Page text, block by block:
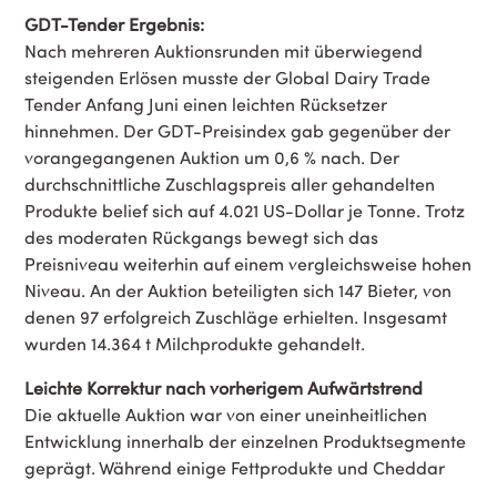
GDT-Tender Ergebnis:
Nach mehreren Auktionsrunden mit überwiegend
steigenden Erlösen musste der Global Dairy Trade
Tender Anfang Juni einen leichten Rücksetzer
hinnehmen. Der GDT-Preisindex gab gegenüber der
vorangegangenen Auktion um 0,6 % nach. Der
durchschnittliche Zuschlagspreis aller gehandelten
Produkte belief sich auf 4.021 US-Dollar je Tonne. Trotz
des moderaten Rückgangs bewegt sich das
Preisniveau weiterhin auf einem vergleichsweise hohen
Niveau. An der Auktion beteiligten sich 147 Bieter, von
denen 97 erfolgreich Zuschläge erhielten. Insgesamt
wurden 14.364 t Milchprodukte gehandelt.
Leichte Korrektur nach vorherigem Aufwärtstrend
Die aktuelle Auktion war von einer uneinheitlichen
Entwicklung innerhalb der einzelnen Produktsegmente
geprägt. Während einige Fettprodukte und Cheddar